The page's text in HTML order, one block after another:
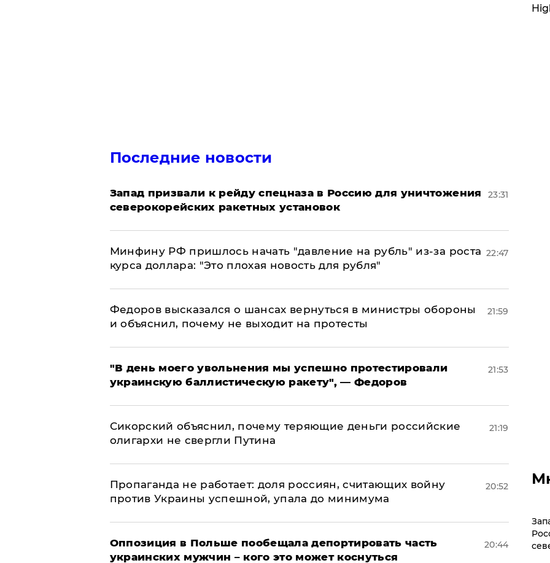
Последние новости
Запад призвали к рейду спецназа в Россию для уничтожения
северокорейских ракетных установок
23:31
Минфину РФ пришлось начать "давление на рубль" из-за роста
курса доллара: "Это плохая новость для рубля"
22:47
Федоров высказался о шансах вернуться в министры обороны
и объяснил, почему не выходит на протесты
21:59
​"В день моего увольнения мы успешно протестировали
украинскую баллистическую ракету", — Федоров
21:53
Сикорский объяснил, почему теряющие деньги российские
олигархи не свергли Путина
21:19
​Пропаганда не работает: доля россиян, считающих войну
против Украины успешной, упала до минимума
20:52
Оппозиция в Польше пообещала депортировать часть
украинских мужчин – кого это может коснуться
20:44